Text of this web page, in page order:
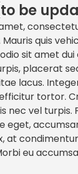
be
quis
sit amet
placerat
lacus.
tortor.
nec vel turpis.
eget,
at
eu